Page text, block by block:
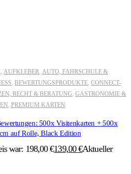
AUFKLEBER AUTO, FAHRSCHULE &
BEWERTUNGSPRODUKTE CONNECT-
RECHT & BERATUNG GASTRONOMIE &
PREMIUM KARTEN
500x Visitenkarten + 500x
auf Rolle, Black Edition
war: 198,00 €139,00€Aktueller